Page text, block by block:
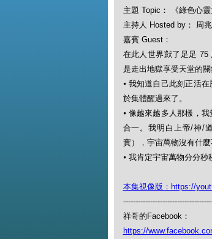
主題 Topic： 《綠色心
主持人 Hosted by： 周
嘉賓 Guest：
在此人世界獃了足足 75
是走出地獄享受天堂的關
⦁ 我知道自己此刻正活
於集體醒過來了。
⦁ 像越來越多人那樣，
合一。我明白上帝/神/
實），宇宙萬物沒有什麼
⦁ 我肯定宇宙萬物分分秒
本集視像版：https://
祥哥的Facebook：
https://